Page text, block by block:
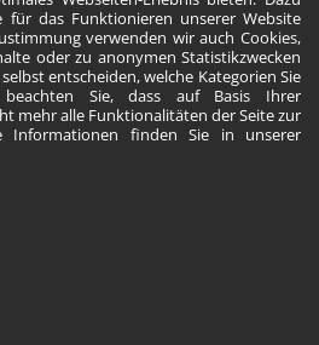
für das Funktionieren unserer Website
verwenden wir auch Cookies,
oder zu anonymen Statistikzwecken
entscheiden, welche Kategorien Sie
Sie, dass auf Basis Ihrer
mehr alle Funktionalitäten der Seite zur
Informationen finden Sie in unserer